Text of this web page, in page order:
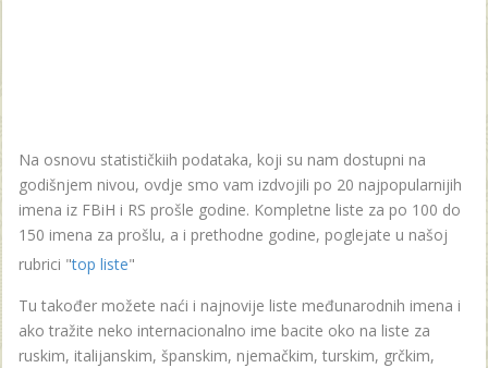
Na osnovu statističkiih podataka, koji su nam dostupni na
godišnjem nivou, ovdje smo vam izdvojili po 20 najpopularnijih
imena iz FBiH i RS prošle godine. Kompletne liste za po 100 do
150 imena za prošlu, a i prethodne godine, poglejate u našoj
rubrici "top liste"
Tu također možete naći i najnovije liste međunarodnih imena i
ako tražite neko internacionalno ime bacite oko na liste za
ruskim, italijanskim, španskim, njemačkim, turskim, grčkim,